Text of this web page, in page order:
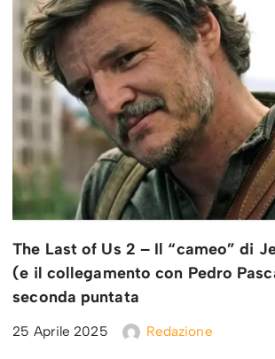
The Last of Us 2 – Il “cameo” di
(e il collegamento con Pedro
seconda puntata
25 Aprile 2025 Redazione